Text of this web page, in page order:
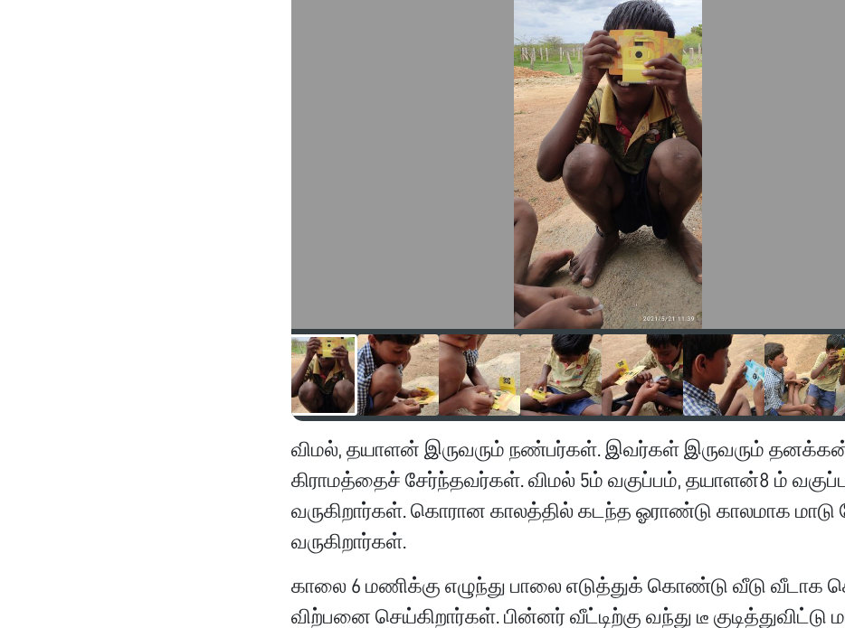
விமல், தயாளன் இருவரும் நண்பர்கள். இவர்கள் இருவரும்
கிராமத்தைச் சேர்ந்தவர்கள். விமல் 5ம் வகுப்பம், தயாளன்8 ம்
வருகிறார்கள். கொரான காலத்தில் கடந்த ஓராண்டு காலமாக மாடு
வருகிறார்கள்.
காலை 6 மணிக்கு எழுந்து பாலை எடுத்துக் கொண்டு வீடு வீடாக
விற்பனை செய்கிறார்கள். பின்னர் வீட்டிற்கு வந்து டீ குடித்துவிட்டு